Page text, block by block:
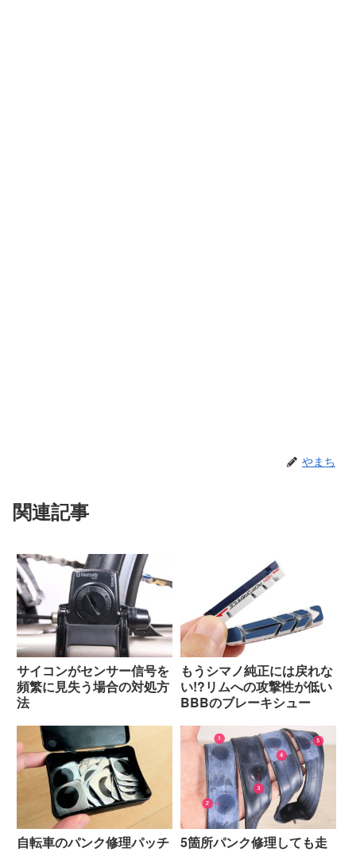
やまち
関連記事
サイコンがセンサー信号を
頻繁に見失う場合の対処方
法
もうシマノ純正には戻れな
い!?リムへの攻撃性が低い
BBBのブレーキシュー
自転車のパンク修理パッチ
5箇所パンク修理しても走